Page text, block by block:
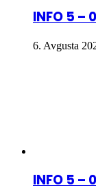
INFO 5 –
6. Avgusta
INFO 5 –